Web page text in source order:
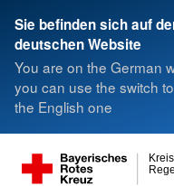
Sie befinden sich auf
deutschen Website
You are on the German
you can use the switch
the English one